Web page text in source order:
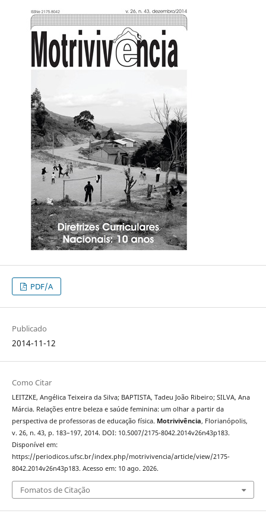
PDF/A
Publicado
2014-11-12
Como Citar
LEITZKE, Angélica Teixeira da Silva; BAPTISTA, Tadeu João Ribeiro; SILVA, Ana
Márcia. Relações entre beleza e saúde feminina: um olhar a partir da
perspectiva de professoras de educação física. Motrivivência, Florianópolis,
v. 26, n. 43, p. 183–197, 2014. DOI: 10.5007/2175-8042.2014v26n43p183.
Disponível em:
https://periodicos.ufsc.br/index.php/motrivivencia/article/view/2175-
8042.2014v26n43p183. Acesso em: 10 ago. 2026.
Fomatos de Citação